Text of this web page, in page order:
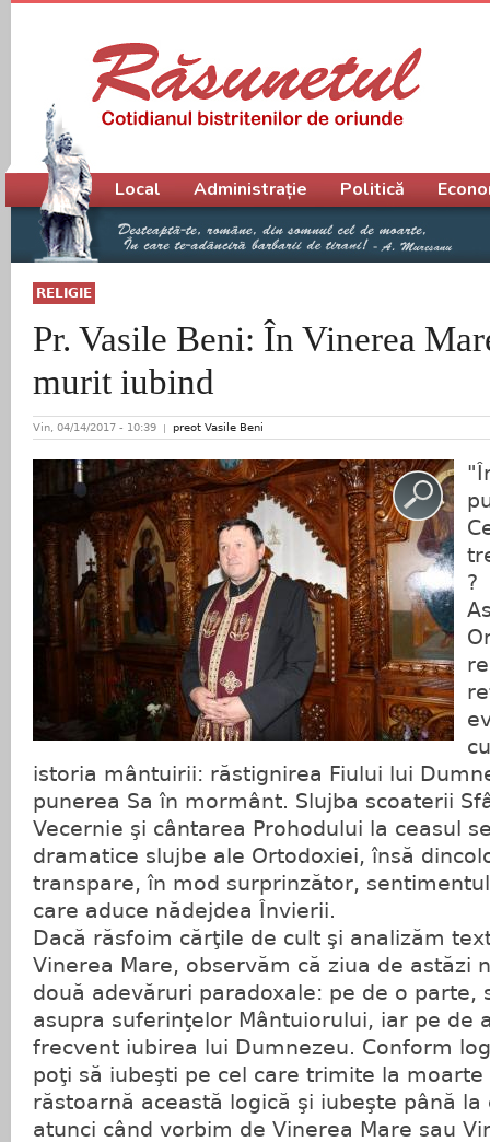
RELIGIE
Pr. Vasile Beni: În Vinerea
murit iubind
Vin, 04/14/2017 - 10:39 preot Vasile Beni
?
istoria mântuirii: răstignirea Fiului lui
punerea Sa în mormânt. Slujba scoaterii
Vecernie şi cântarea Prohodului la ceasul
dramatice slujbe ale Ortodoxiei, însă
transpare, în mod surprinzător,
care aduce nădejdea Învierii.
Dacă răsfoim cărţile de cult şi analizăm
Vinerea Mare, observăm că ziua de astăzi
două adevăruri paradoxale: pe de o parte,
asupra suferinţelor Mântuiorului, iar pe de
frecvent iubirea lui Dumnezeu. Conform
poţi să iubeşti pe cel care trimite la
răstoarnă această logică şi iubeşte până la
atunci când vorbim de Vinerea Mare sau
Meniu principal
Local Administrație Politică